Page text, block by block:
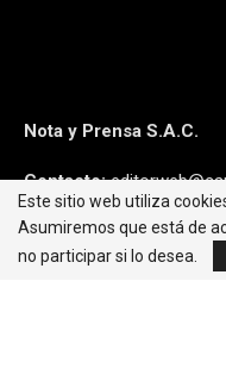
Nota y Prensa S.A.C.
Contacto:
Síguenos:
Este sitio web utiliza
Asumiremos que está de
no participar si lo desea.